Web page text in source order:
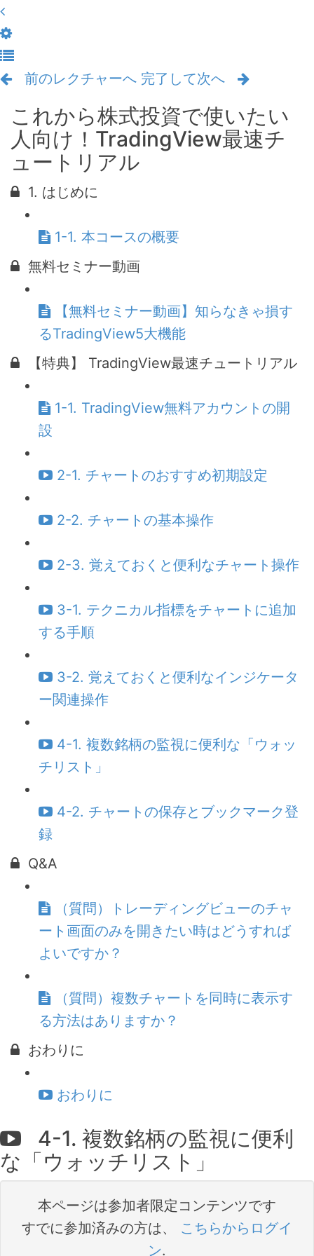
前のレクチャーへ 完了して次へ
これから株式投資で使いたい
人向け！TradingView最速チ
ュートリアル
1. はじめに
1-1. 本コースの概要
無料セミナー動画
【無料セミナー動画】知らなきゃ損す
るTradingView5大機能
【特典】 TradingView最速チュートリアル
1-1. TradingView無料アカウントの開
設
2-1. チャートのおすすめ初期設定
2-2. チャートの基本操作
2-3. 覚えておくと便利なチャート操作
3-1. テクニカル指標をチャートに追加
する手順
3-2. 覚えておくと便利なインジケータ
ー関連操作
4-1. 複数銘柄の監視に便利な「ウォッ
チリスト」
4-2. チャートの保存とブックマーク登
録
Q&A
（質問）トレーディングビューのチャ
ート画面のみを開きたい時はどうすれば
よいですか？
（質問）複数チャートを同時に表示す
る方法はありますか？
おわりに
おわりに
4-1. 複数銘柄の監視に便利
な「ウォッチリスト」
本ページは参加者限定コンテンツです
すでに参加済みの方は、 こちらからログイ
ン.